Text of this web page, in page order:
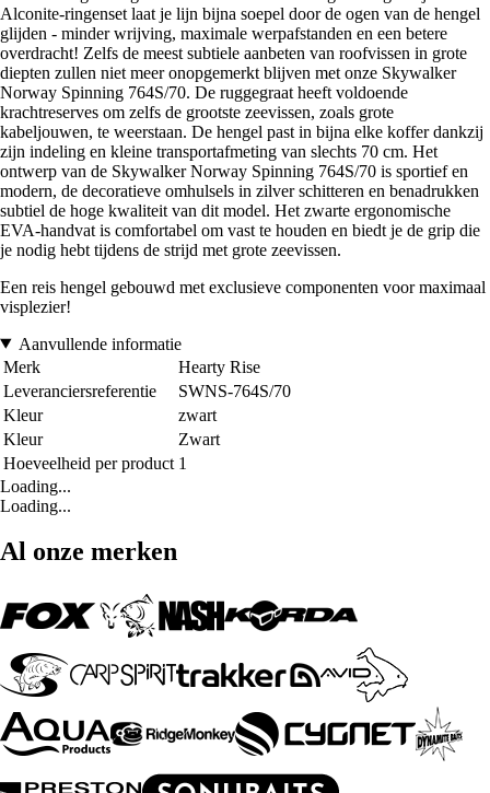
Alconite-ringenset laat je lijn bijna soepel door de ogen van de hengel
glijden - minder wrijving, maximale werpafstanden en een betere
overdracht! Zelfs de meest subtiele aanbeten van roofvissen in grote
diepten zullen niet meer onopgemerkt blijven met onze Skywalker
Norway Spinning 764S/70. De ruggegraat heeft voldoende
krachtreserves om zelfs de grootste zeevissen, zoals grote
kabeljouwen, te weerstaan. De hengel past in bijna elke koffer dankzij
zijn indeling en kleine transportafmeting van slechts 70 cm. Het
ontwerp van de Skywalker Norway Spinning 764S/70 is sportief en
modern, de decoratieve omhulsels in zilver schitteren en benadrukken
subtiel de hoge kwaliteit van dit model. Het zwarte ergonomische
EVA-handvat is comfortabel om vast te houden en biedt je de grip die
je nodig hebt tijdens de strijd met grote zeevissen.
Een reis hengel gebouwd met exclusieve componenten voor maximaal
visplezier!
Aanvullende informatie
Merk
Hearty Rise
Leveranciersreferentie
SWNS-764S/70
Kleur
zwart
Kleur
Zwart
Hoeveelheid per product 1
Loading...
Loading...
Al onze merken